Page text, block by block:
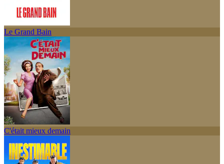
Le Grand Bain
C'était mieux demain